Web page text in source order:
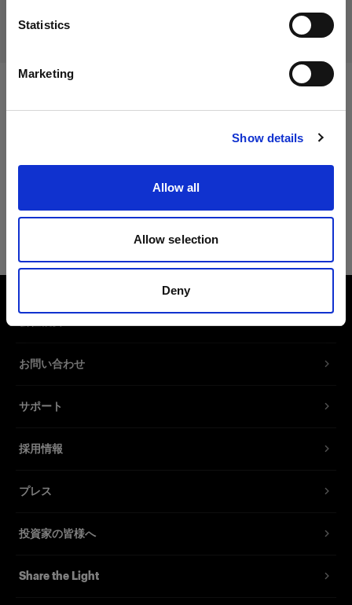
Statistics
Marketing
Show details
Allow all
Allow selection
Deny
サイトにアクセス
仕様：
Hotshoe Adapter
製品番号: 903001
ューのないカメラでオンカメラ・フラッシュを使
続します。
お問い合わせ
サポート
採用情報
プレス
投資家の皆様へ
Share the Light